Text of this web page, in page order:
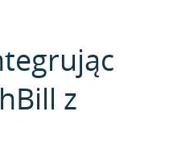
z